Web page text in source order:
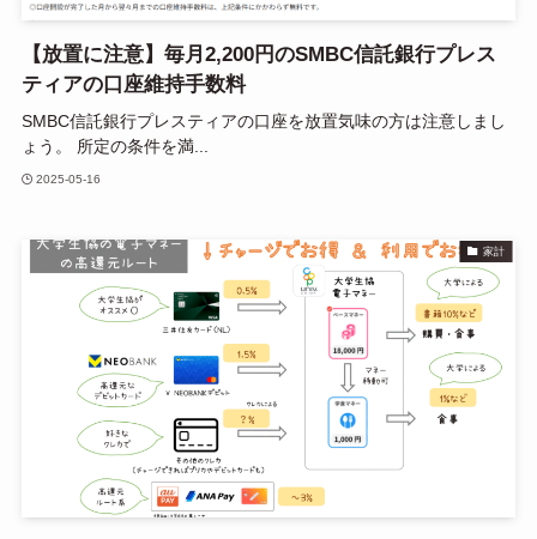
【放置に注意】毎月2,200円のSMBC信託銀行プレス
ティアの口座維持手数料
SMBC信託銀行プレスティアの口座を放置気味の方は注意しまし
ょう。 所定の条件を満...
2025-05-16
家計